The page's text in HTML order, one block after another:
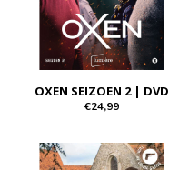
OXEN SEIZOEN 2 | DVD
€24,99